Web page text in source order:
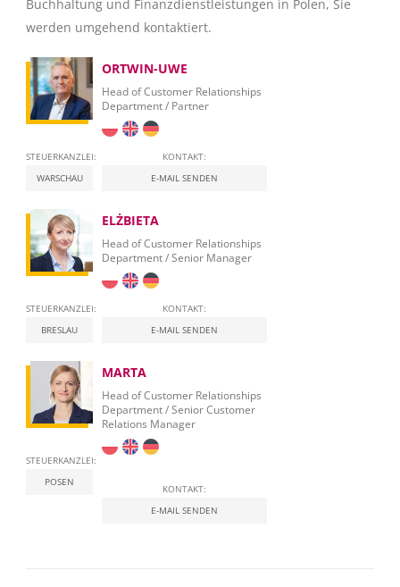
Buchhaltung und Finanzdienstleistungen in Polen, Sie
werden umgehend kontaktiert.
STEUERKANZLEI:
WARSCHAU
ORTWIN-UWE
Head of Customer Relationships
Department / Partner
KONTAKT:
E-MAIL SENDEN
STEUERKANZLEI:
BRESLAU
ELŻBIETA
Head of Customer Relationships
Department / Senior Manager
KONTAKT:
E-MAIL SENDEN
STEUERKANZLEI:
POSEN
MARTA
Head of Customer Relationships
Department / Senior Customer
Relations Manager
KONTAKT:
E-MAIL SENDEN